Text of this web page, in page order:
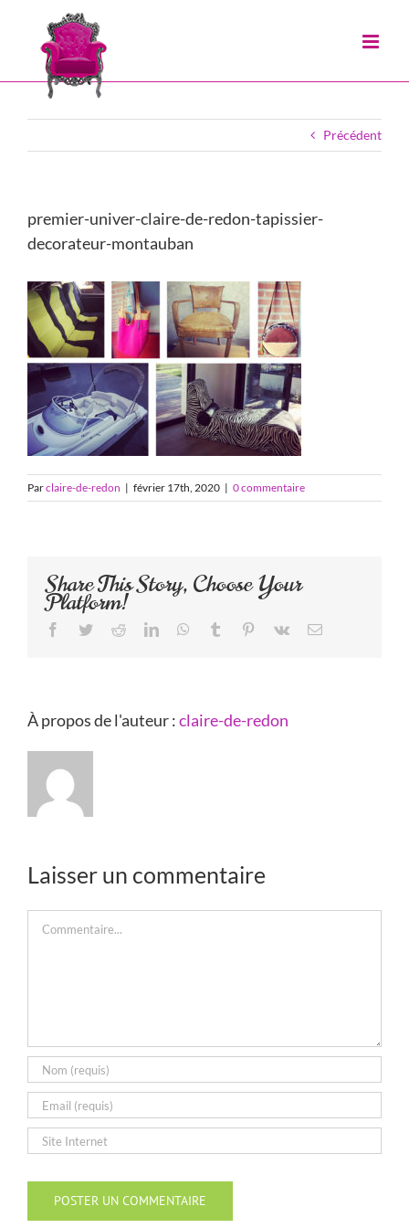
contenu
Précédent
premier-univer-claire-de-redon-tapissier-
decorateur-montauban
Parclaire-de-redon | février 17th, 2020 | 0 commentaire
Share This Story, Choose Your
Platform!
Facebook
TwitterRedditLinkedInWhatsApp
Tumblr Pinterest
Vk Email
À propos de l'auteur :claire-de-redon
Laisser un commentaire